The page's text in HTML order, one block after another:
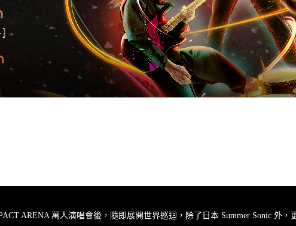
ARENA 萬人演唱會後，隨即展開世界巡迴，除了日本 Summer Sonic 外